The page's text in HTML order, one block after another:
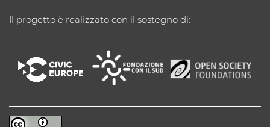
Il progetto è realizzato con il sostegno di: